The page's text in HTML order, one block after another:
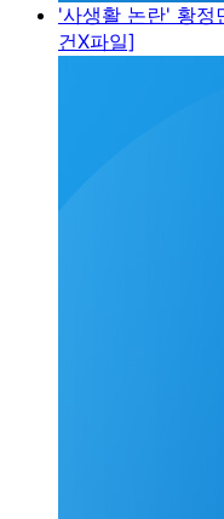
'사생활 논란' 황정
건X파일]